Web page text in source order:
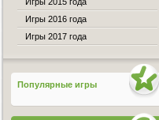
Игры 2016 года
Игры 2017 года
Популярные игры